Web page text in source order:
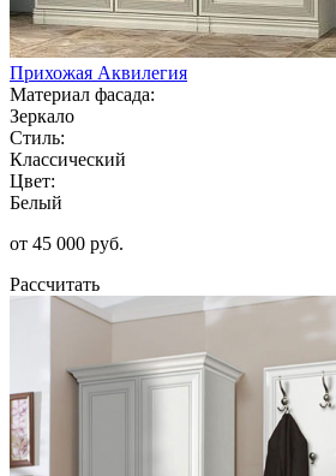
Прихожая Аквилегия
Материал фасада:
Зеркало
Стиль:
Классический
Цвет:
Белый
от 45 000 руб.
Рассчитать